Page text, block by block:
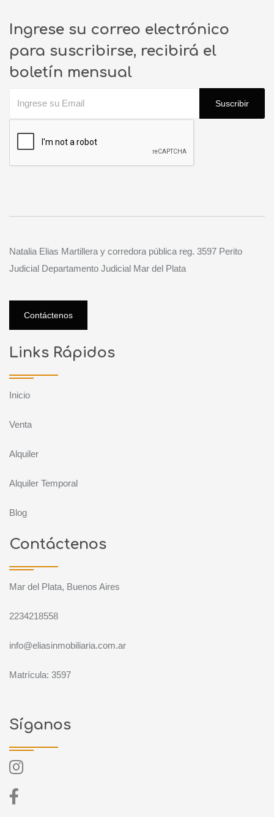
Ingrese su correo electrónico
para suscribirse, recibirá el
boletín mensual
Suscribir
Natalia Elias Martillera y corredora pública reg. 3597 Perito
Judicial Departamento Judicial Mar del Plata
Contáctenos
Links Rápidos
Inicio
Venta
Alquiler
Alquiler Temporal
Blog
Contáctenos
Mar del Plata, Buenos Aires
2234218558
info@eliasinmobiliaria.com.ar
Matrícula: 3597
Síganos